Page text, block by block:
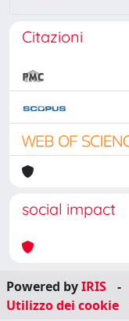
Citazioni
social impact
Powered byIRIS -
Utilizzo dei cookie